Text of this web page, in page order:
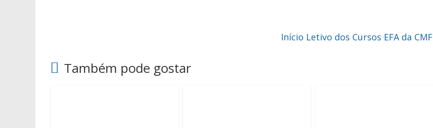
Início Letivo dos Cursos EFA da CMF
Também pode gostar